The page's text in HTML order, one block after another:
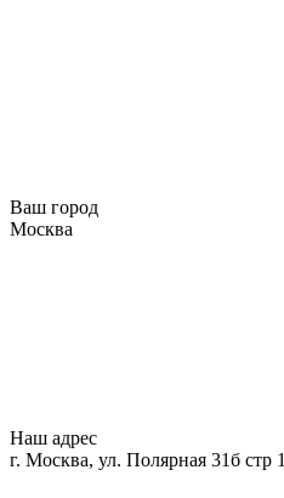
Ваш город
Москва
Наш адрес
г. Москва, ул. Полярная 31б стр 1